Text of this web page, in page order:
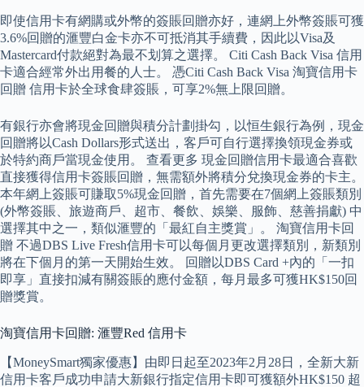
即使信用卡有網購或外幣的簽賬回贈亦好，連網上外幣簽賬可獲
3.6%回贈的滙豐白金卡亦不可抵消其手續費，因此以Visa及
Mastercard付款絕對為最不划算之選擇。 Citi Cash Back Visa 信用
卡適合經常外出用餐的人士。 憑Citi Cash Back Visa 淘寶信用卡
回贈 信用卡於全球食肆簽賬，可享2%無上限回贈。
有銀行亦會將現金回贈與積分計劃掛勾，以恒生銀行為例，現金
回贈將以Cash Dollars形式送出，客戶可自行選擇換領現金券或
於特約商戶當現金使用。 查看更多 現金回贈信用卡最適合喜歡
直接獲得信用卡簽賬回贈，無需額外將積分兌換現金券的卡主。
本年網上簽賬可賺取5%現金回贈，首先需要在7個網上簽賬類別
(外幣簽賬、旅遊商戶、超市、餐飲、娛樂、服飾、慈善捐獻) 中
選擇其中之一，類似滙豐的「最紅自主獎賞」。 淘寶信用卡回
贈 不過DBS Live Fresh信用卡可以每個月更改選擇類別，新類別
將在下個月的第一天開始生效。 回贈以DBS Card +內的「一扣
即享」直接扣減有關簽賬的應付金額，每月最多可獲HK$150回
贈獎賞。
淘寶信用卡回贈: 滙豐Red 信用卡
【MoneySmart獨家優惠】由即日起至2023年2月28日，全新大新
信用卡客戶成功申請大新銀行指定信用卡即可獲額外HK$150 超